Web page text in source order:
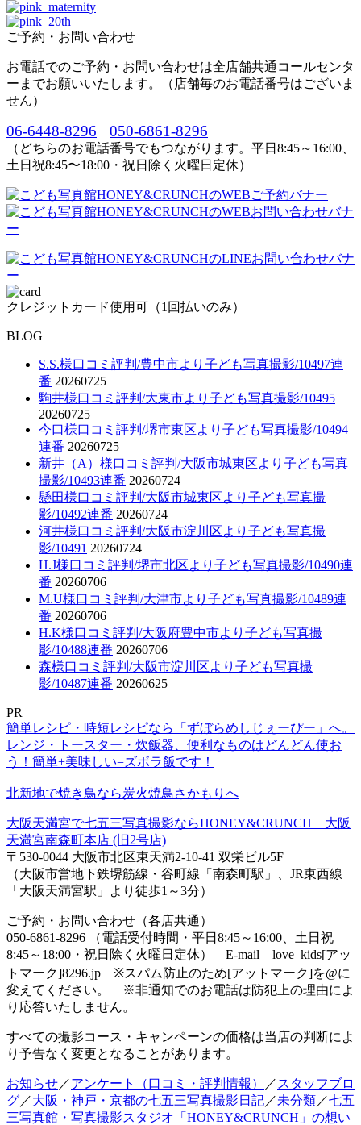
ご予約・お問い合わせ
お電話でのご予約・お問い合わせは全店舗共通コールセンタ
ーまでお願いいたします。（店舗毎のお電話番号はございま
せん）
06-6448-8296 050-6861-8296
（どちらのお電話番号でもつながります。平日8:45～16:00、
土日祝8:45〜18:00・祝日除く火曜日定休）
クレジットカード使用可（1回払いのみ）
BLOG
S.S.様口コミ評判/豊中市より子ども写真撮影/10497連
番 20260725
駒井様口コミ評判/大東市より子ども写真撮影/10495
20260725
今口様口コミ評判/堺市東区より子ども写真撮影/10494
連番 20260725
新井（A）様口コミ評判/大阪市城東区より子ども写真
撮影/10493連番 20260724
懸田様口コミ評判/大阪市城東区より子ども写真撮
影/10492連番 20260724
河井様口コミ評判/大阪市淀川区より子ども写真撮
影/10491 20260724
H.J様口コミ評判/堺市北区より子ども写真撮影/10490連
番 20260706
M.U様口コミ評判/大津市より子ども写真撮影/10489連
番 20260706
H.K様口コミ評判/大阪府豊中市より子ども写真撮
影/10488連番 20260706
森様口コミ評判/大阪市淀川区より子ども写真撮
影/10487連番 20260625
PR
簡単レシピ・時短レシピなら「ずぼらめしじぇーぴー」へ。
レンジ・トースター・炊飯器、便利なものはどんどん使お
う！簡単+美味しい=ズボラ飯です！
北新地で焼き鳥なら炭火焼鳥さかもりへ
大阪天満宮で七五三写真撮影ならHONEY&CRUNCH 大阪
天満宮南森町本店 (旧2号店)
〒530-0044 大阪市北区東天満2-10-41 双栄ビル5F
（大阪市営地下鉄堺筋線・谷町線「南森町駅」、JR東西線
「大阪天満宮駅」より徒歩1～3分）
ご予約・お問い合わせ（各店共通）
050-6861-8296 （電話受付時間・平日8:45～16:00、土日祝
8:45～18:00・祝日除く火曜日定休） E-mail love_kids[アッ
トマーク]8296.jp ※スパム防止のため[アットマーク]を@に
変えてください。 ※非通知でのお電話は防犯上の理由によ
り応答いたしません。
すべての撮影コース・キャンペーンの価格は当店の判断によ
り予告なく変更となることがあります。
お知らせ／アンケート（口コミ・評判情報） ／ スタッフブロ
グ／大阪・神戸・京都の七五三写真撮影日記／未分類／七五
三写真館・写真撮影スタジオ「HONEY&CRUNCH」の想い